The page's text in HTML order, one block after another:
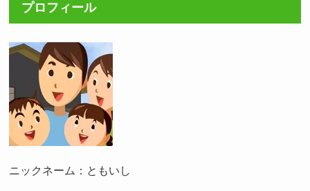
プロフィール
ニックネーム：ともいし